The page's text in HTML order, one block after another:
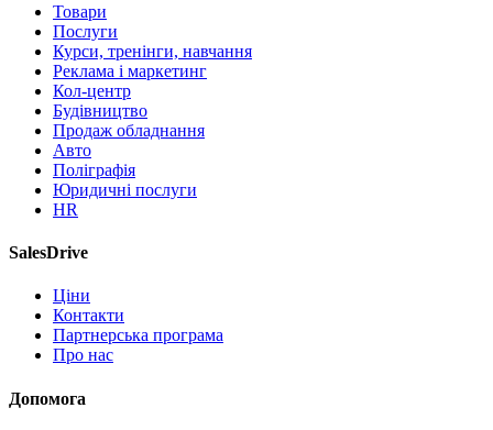
Товари
Послуги
Курси, тренінги, навчання
Реклама і маркетинг
Кол-центр
Будівництво
Продаж обладнання
Авто
Поліграфія
Юридичні послуги
HR
SalesDrive
Ціни
Контакти
Партнерська програма
Про нас
Допомога